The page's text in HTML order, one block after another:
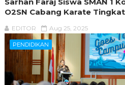
Sarhan Faraj Siswa SMAN 1
O2SN Cabang Karate
EDITOR Aug 25, 2025
PENDIDIKAN